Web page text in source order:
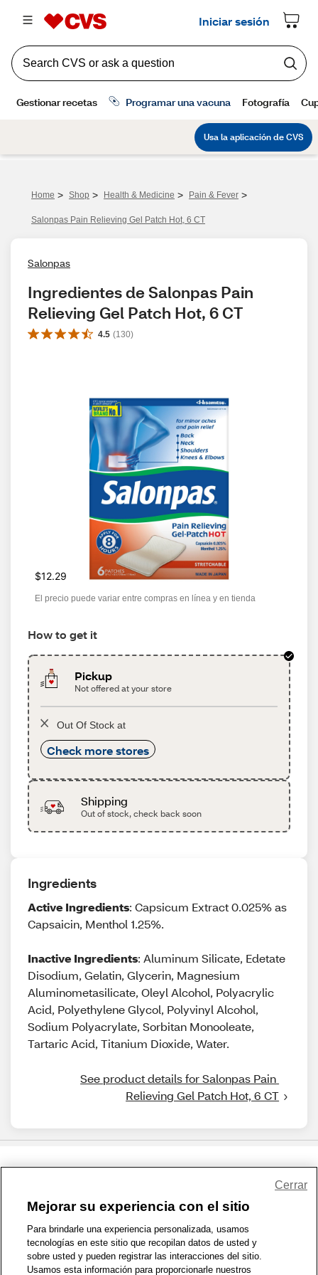
Home > Shop > Health & Medicine > Pain & Fever >
Salonpas Pain Relieving Gel Patch Hot, 6 CT
Salonpas
Ingredientes de Salonpas Pain
Relieving Gel Patch Hot, 6 CT
4.5 (130)
$12.29
El precio puede variar entre compras en línea y en tienda
How to get it
Pickup
Not offered at your store
Out Of Stock at
Check more stores
Shipping
Out of stock, check back soon
Ingredients
Active Ingredients: Capsicum Extract 0.025% as
Capsaicin, Menthol 1.25%.
Inactive Ingredients: Aluminum Silicate, Edetate
Disodium, Gelatin, Glycerin, Magnesium
Aluminometasilicate, Oleyl Alcohol, Polyacrylic
Acid, Polyethylene Glycol, Polyvinyl Alcohol,
Sodium Polyacrylate, Sorbitan Monooleate,
Tartaric Acid, Titanium Dioxide, Water.
See product details for Salonpas Pain
Relieving Gel Patch Hot, 6 CT
1-800-679-9691 | Contáctenos | Términos de Uso | Accesibilidad
Política de Privacidad | WA Privacy Policy | Mapa del sitio
Zona de Bienestar | © 1999 - 2026 CVS.com
Mejorar su experiencia con el sitio
Para brindarle una experiencia personalizada, usamos
tecnologías en este sitio que recopilan datos de usted y
sobre usted y pueden registrar las interacciones del sitio.
Usamos esta información para proporcionarle nuestros
Cerrar